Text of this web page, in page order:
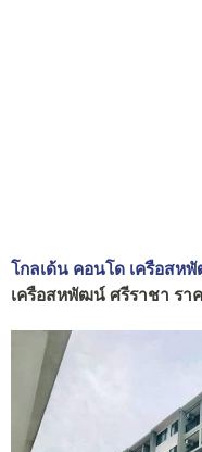
โกลเด้น คอนโด เครือสห
เครือสหพัฒน์ ศรีราชา รา